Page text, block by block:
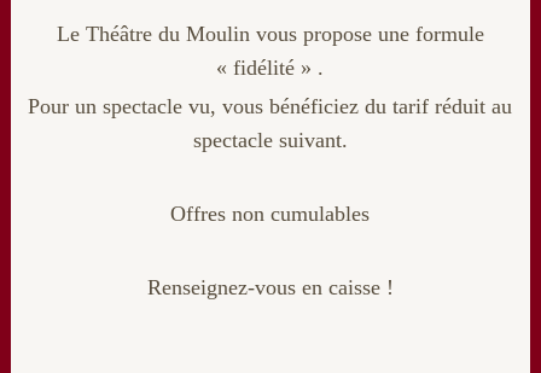
Le Théâtre du Moulin vous propose une formule
« fidélité » .
Pour un spectacle vu, vous bénéficiez du tarif réduit au
spectacle suivant.
Offres non cumulables
Renseignez-vous en caisse !